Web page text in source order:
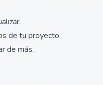
de tu proyecto.
de más.